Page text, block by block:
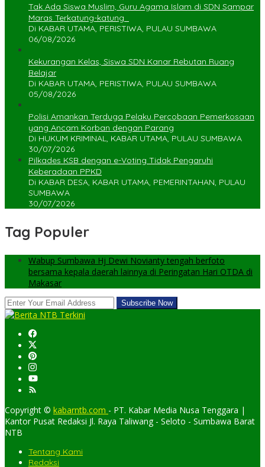
Tak Ada Siswa Muslim, Guru Agama Islam di SDN Sampar
Maras Terkatung-katung ‎
Di KABAR UTAMA, PERISTIWA, PULAU SUMBAWA
06/08/2026
Kekurangan Kelas, Siswa SDN Kanar Rebutan Ruang
Belajar
Di KABAR UTAMA, PERISTIWA, PULAU SUMBAWA
05/08/2026
Polisi Amankan Terduga Pelaku Percobaan Pemerkosaan
yang Ancam Korban dengan Parang
Di HUKUM KRIMINAL, KABAR UTAMA, PULAU SUMBAWA
30/07/2026
Pilkades KSB dengan e-Voting Tidak Pengaruhi
Keberadaan PPKD
Di KABAR DESA, KABAR UTAMA, PEMERINTAHAN, PULAU
SUMBAWA
30/07/2026
Tag Populer
Wabup Sumbawa Hj Dewi Novianty tengah berfoto
bersama kepala daerah lainnya di Peringatan Hari OTDA di
Makasar
Copyright © kabarntb.com - PT. Kabar Media Nusa Tenggara |
Kantor Pusat Redaksi Jl. Raya Taliwang - Seloto - Sumbawa Barat
NTB
Tentang Kami
Redaksi